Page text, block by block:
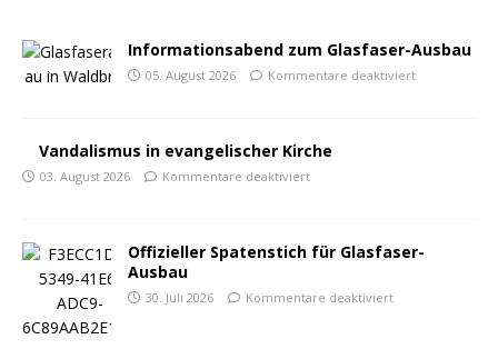
Informationsabend zum Glasfaser-Ausbau
05. August 2026 Kommentare deaktiviert
Vandalismus in evangelischer Kirche
03. August 2026 Kommentare deaktiviert
Offizieller Spatenstich für Glasfaser-
Ausbau
30. Juli 2026 Kommentare deaktiviert